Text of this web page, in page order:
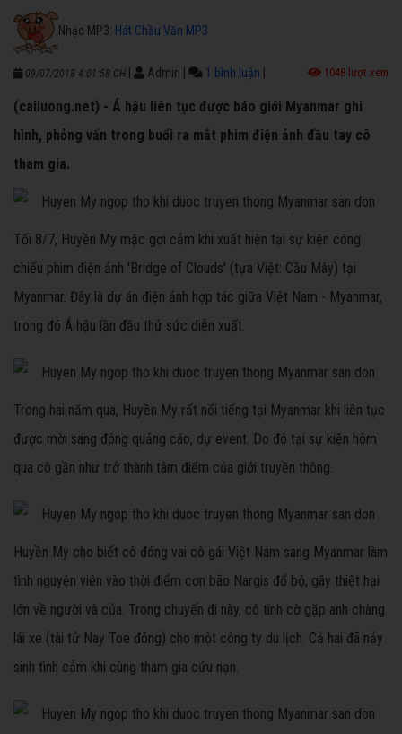
Nhạc MP3: Hát Chầu Văn MP3
09/07/2018 4:01:58 CH Admin 1 bình luận 1048 lượt xem
(cailuong.net) - Á hậu liên tục được báo giới Myanmar ghi
hình, phỏng vấn trong buổi ra mắt phim điện ảnh đầu tay cô
tham gia.
Tối 8/7, Huyền My mặc gợi cảm khi xuất hiện tại sự kiện công
chiếu phim điện ảnh 'Bridge of Clouds' (tựa Việt: Cầu Mây) tại
Myanmar. Đây là dự án điện ảnh hợp tác giữa Việt Nam - Myanmar,
trong đó Á hậu lần đầu thử sức diễn xuất.
Trong hai năm qua, Huyền My rất nổi tiếng tại Myanmar khi liên tục
được mời sang đóng quảng cáo, dự event. Do đó tại sự kiện hôm
qua cô gần như trở thành tâm điểm của giới truyền thông.
Huyền My cho biết cô đóng vai cô gái Việt Nam sang Myanmar làm
tình nguyện viên vào thời điểm cơn bão Nargis đổ bộ, gây thiệt hại
lớn về người và của. Trong chuyến đi này, cô tình cờ gặp anh chàng
lái xe (tài tử Nay Toe đóng) cho một công ty du lịch. Cả hai đã nảy
sinh tình cảm khi cùng tham gia cứu nạn.